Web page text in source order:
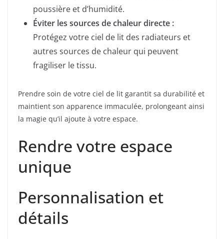
poussière et d’humidité.
Éviter les sources de chaleur directe :
Protégez votre ciel de lit des radiateurs et
autres sources de chaleur qui peuvent
fragiliser le tissu.
Prendre soin de votre ciel de lit garantit sa durabilité et
maintient son apparence immaculée, prolongeant ainsi
la magie qu’il ajoute à votre espace.
Rendre votre espace
unique
Personnalisation et
détails